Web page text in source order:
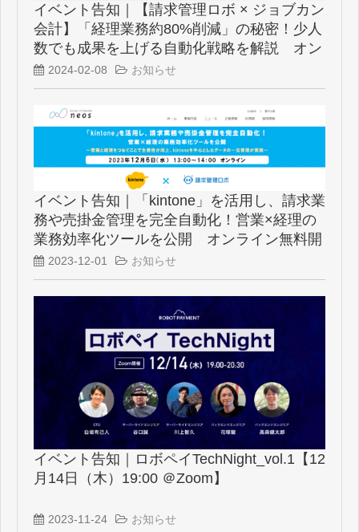
イベント告知｜【請求管理ロボ × ジョブカン
会計】「経理業務約80%削減」の秘密！少人
数でも成果を上げる自動化戦略を解説 オン
ライン無料開催
2024-02-08 お知らせ
イベント告知｜「kintone」を活用し、請求業
務や売掛金管理を完全自動化！営業×経理の
業務効率化ツールを公開 オンライン無料開
催 2023-12-01 お知らせ
イベント告知｜ロボペイTechNight_vol.1【12
月14日（木）19:00 ＠Zoom】
2023-11-24 お知らせ